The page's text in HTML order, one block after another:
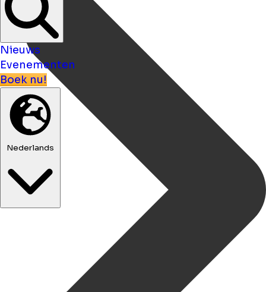
Nieuws
Evenementen
Boek nu!
Nederlands